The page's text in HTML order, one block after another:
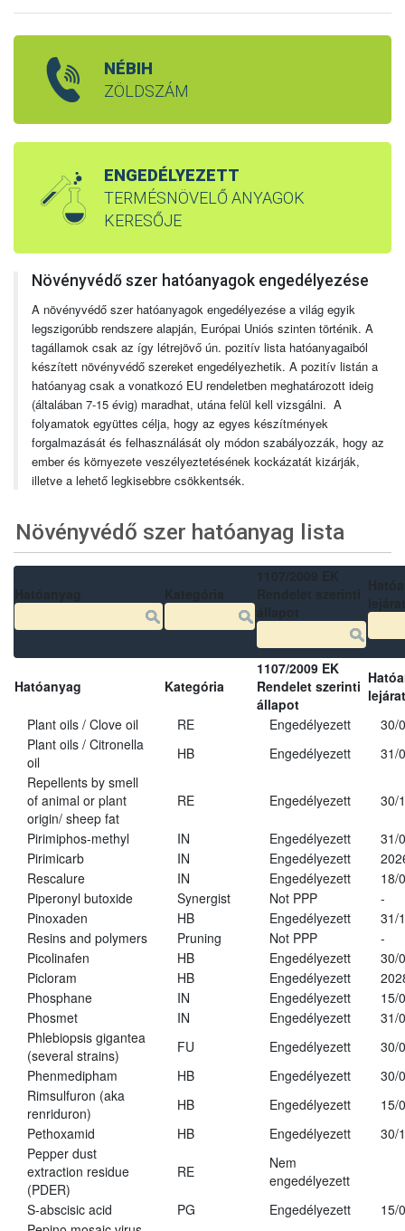
NÉBIH
ZÖLDSZÁM
ENGEDÉLYEZETT
TERMÉSNÖVELŐ ANYAGOK
KERESŐJE
Növényvédő szer hatóanyagok engedélyezése
A növényvédő szer hatóanyagok engedélyezése a világ egyik
legszigorúbb rendszere alapján, Európai Uniós szinten történik. A
tagállamok csak az így létrejövő ún. pozitív lista hatóanyagaiból
készített növényvédő szereket engedélyezhetik. A pozitív listán a
hatóanyag csak a vonatkozó EU rendeletben meghatározott ideig
(általában 7-15 évig) maradhat, utána felül kell vizsgálni. A
folyamatok együttes célja, hogy az egyes készítmények
forgalmazását és felhasználását oly módon szabályozzák, hogy az
ember és környezete veszélyeztetésének kockázatát kizárják,
illetve a lehető legkisebbre csökkentsék.
Növényvédő szer hatóanyag lista
Hatóanyag Kategória
1107/2009 EK
Rendelet szerinti
állapot
Plant oils / Clove oil
RE Engedélyezett
30/
Plant oils / Citronella
oil
HB Engedélyezett
31/
Repellents by smell
of animal or plant
origin/ sheep fat
RE Engedélyezett 30/
Pirimiphos-methyl IN Engedélyezett
31/
Pirimicarb
IN Engedélyezett
Rescalure
IN Engedélyezett
18/
Piperonyl butoxide
Synergist Not PPP
-
Pinoxaden
HB Engedélyezett
31/
Resins and polymers
Pruning Not PPP
-
Picolinafen
HB Engedélyezett
30/
Picloram
HB Engedélyezett
Phosphane
IN Engedélyezett
15/
Phosmet
IN Engedélyezett
31/
Phlebiopsis gigantea
(several strains)
FU Engedélyezett
30/
Phenmedipham
HB Engedélyezett
30/
Rimsulfuron (aka
renriduron)
HB Engedélyezett
15/
Pethoxamid
HB Engedélyezett
30/
Pepper dust
extraction residue
(PDER)
RE
Nem
engedélyezett
S-abscisic acid
PG Engedélyezett
15/